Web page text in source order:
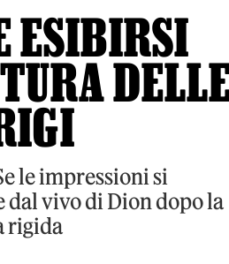
ESIBIRSI
le impressioni si
vivo di Dion dopo la
rigida